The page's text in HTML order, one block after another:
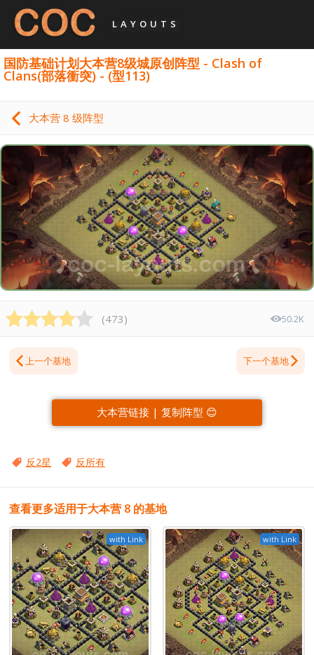
LAYOUTS
国防基础计划大本营8级城原创阵型 - Clash of
Clans(部落衝突) - (型113)
大本营 8 级阵型
(473) 50.2K
上一个基地 下一个基地
大本营链接 | 复制阵型 😊
反2星 反所有
查看更多适用于大本营 8 的基地
with Link with Link